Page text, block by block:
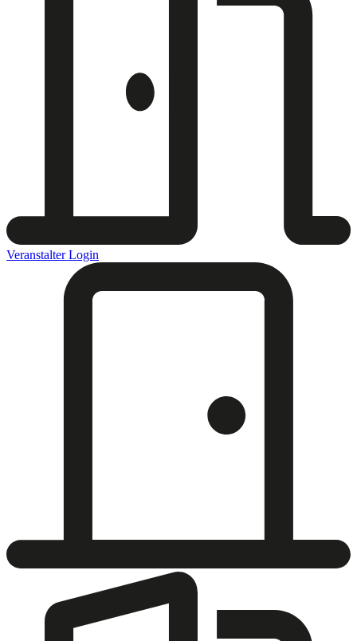
Veranstalter Login